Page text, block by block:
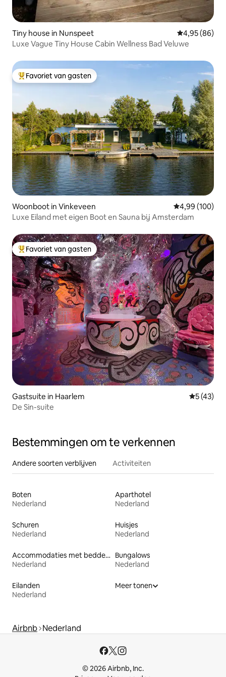
Tiny house in Nunspeet Gemiddelde
4,95 (86)
Luxe Vague Tiny House Cabin Wellness Bad Veluwe
Topfavoriet van gasten
Favoriet van gasten
Woonboot in Vinkeveen Gemiddelde
4,99 (100)
Luxe Eiland met eigen Boot en Sauna bij Amsterdam
Topfavoriet van gasten
Favoriet van gasten
Gastsuite in Haarlem
5 (43)
De Sin-suite
Bestemmingen om te verkennen
Andere soorten verblijven Activiteiten
Boten
Nederland
Aparthotel
Nederland
Schuren
Nederland
Huisjes
Nederland
Accommodaties met bedden op toegankelijke hoogte
Nederland
Bungalows
Nederland
Eilanden
Nederland
Meer tonen
Airbnb Nederland
© 2026 Airbnb, Inc.